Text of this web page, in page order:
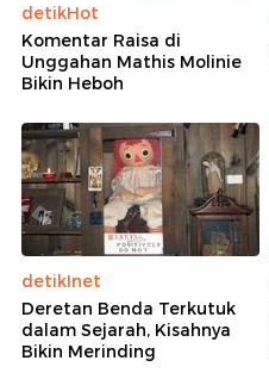
detikHot
Komentar Raisa di
Unggahan Mathis Molinie
Bikin Heboh
detikInet
Deretan Benda Terkutuk
dalam Sejarah, Kisahnya
Bikin Merinding